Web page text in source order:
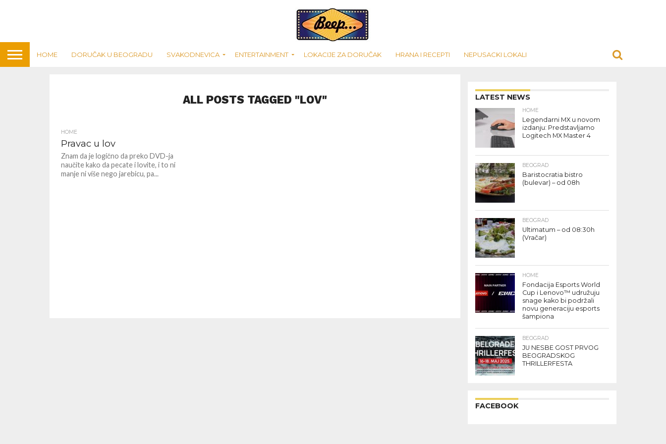
HOME DORUČAK U BEOGRADU SVAKODNEVICA ENTERTAINMENT LOKACIJE ZA DORUČAK HRANA I RECEPTI NEPUSACKI LOKALI
ALL POSTS TAGGED "LOV"
HOME
Pravac u lov
Znam da je logično da preko DVD-ja
naučite kako da pecate i lovite, i to ni
manje ni više nego jarebicu, pa...
LATEST NEWS
HOME
Legendarni MX u novom
izdanju: Predstavljamo
Logitech MX Master 4
BEOGRAD
Baristocratia bistro
(bulevar) – od 08h
BEOGRAD
Ultimatum – od 08:30h
(Vračar)
HOME
Fondacija Esports World
Cup i Lenovo™ udružuju
snage kako bi podržali
novu generaciju esports
šampiona
BEOGRAD
JU NESBE GOST PRVOG
BEOGRADSKOG
THRILLERFESTA
FACEBOOK